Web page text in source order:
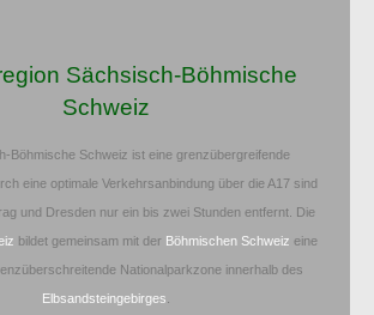
Sächsisch-Böhmische
Schweiz
Böhmische Schweiz ist eine grenzübergreifende
eine optimale Verkehrsanbindung über die A17 sind
und Dresden nur ein bis zwei Stunden entfernt. Die
bildet gemeinsam mit der Böhmischen Schweiz eine
Nationalparkzone innerhalb des
Elbsandsteingebirges